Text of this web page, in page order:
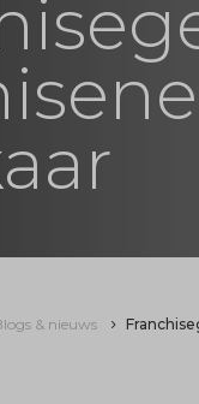
& nieuws